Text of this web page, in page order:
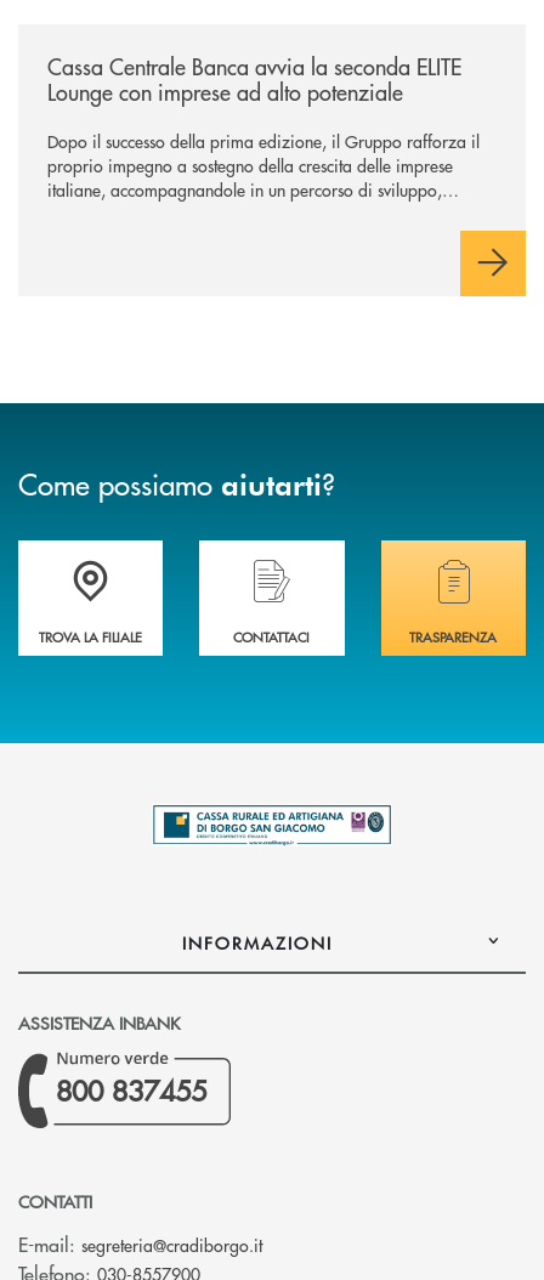
Cassa Centrale Banca avvia la seconda ELITE
Lounge con imprese ad alto potenziale
Dopo il successo della prima edizione, il Gruppo rafforza il
proprio impegno a sostegno della crescita delle imprese
italiane, accompagnandole in un percorso di sviluppo,
Come possiamo aiutarti?
Trova la filiale più vicina a te .
TROVA LA FILIALE
Hai bisogno di assistenza immediata?
CONTATTACI
Hai bisogno di
TRASPARENZA
INFORMAZIONI
ASSISTENZA INBANK
800 837455
CONTATTI
E-mail: segreteria@cradiborgo.it(si apre l’app di posta elettronica)
Telefono: 030-8557900